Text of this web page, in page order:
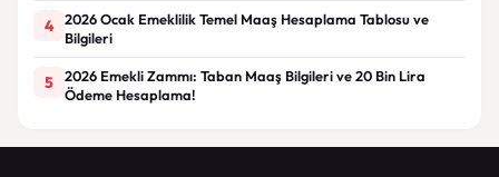
4
2026 Ocak Emeklilik Temel Maaş Hesaplama Tablosu ve
Bilgileri
5
2026 Emekli Zammı: Taban Maaş Bilgileri ve 20 Bin Lira
Ödeme Hesaplama!